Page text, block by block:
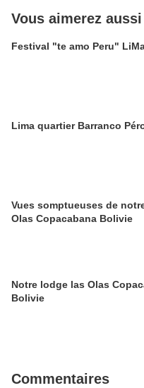
Vous aimerez aussi
Festival "te amo Peru"
Lima quartier Barranco
Vues somptueuses de
Olas Copacabana Bolivie
Notre lodge las Olas
Bolivie
Commentaires